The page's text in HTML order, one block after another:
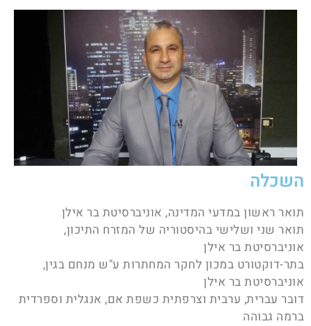
השכלה
תואר ראשון במדעי המדינה, אוניברסיטת בר אילן
תואר שני ושלישי בהיסטוריה של המזרח התיכון,
אוניברסיטת בר אילן
בתר-דוקטורט במכון לחקר המחתרות ע"ש מנחם בגין,
אוניברסיטת בר אילן
דובר עברית, ערבית וצרפתית כשפת אם, אנגלית וספרדית
ברמה גבוהה